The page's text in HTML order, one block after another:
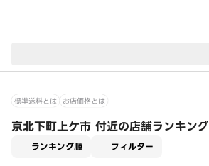
標準送料とは お店価格とは
京北下町上ケ市 付近の店舗ランキング
ランキング順 フィルター